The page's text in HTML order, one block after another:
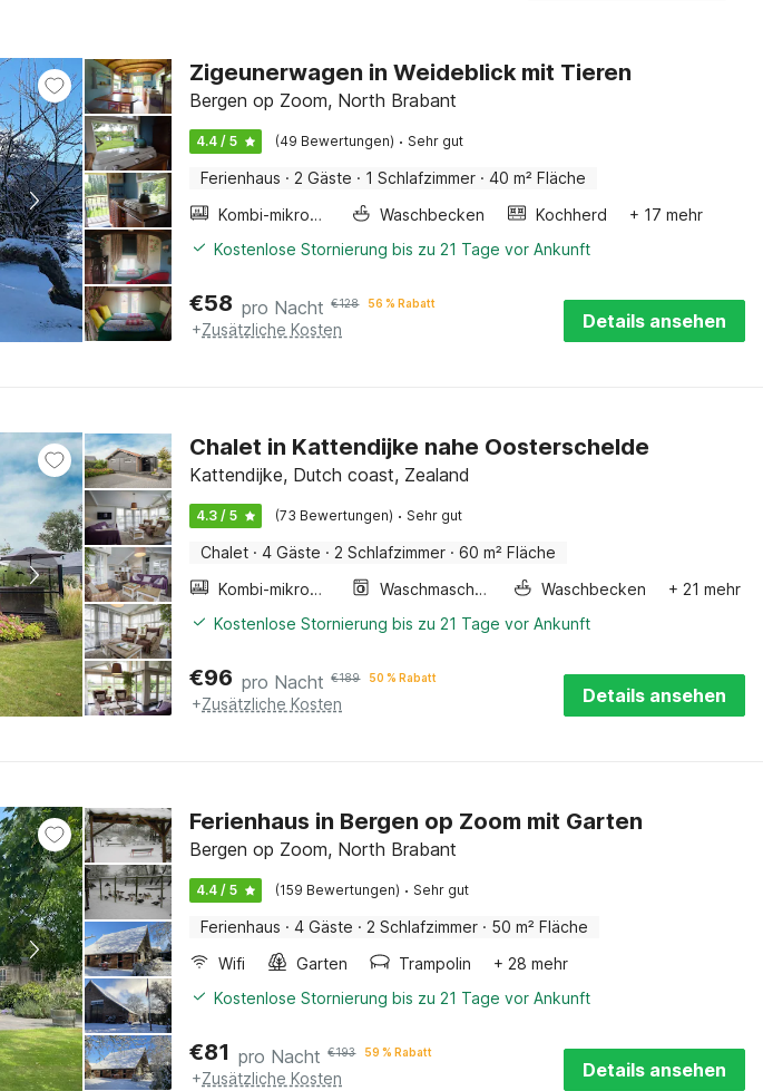
Zigeunerwagen in Weideblick mit Tieren
Bergen op Zoom, North Brabant
4.4 / 5 (49 Bewertungen) · Sehr gut
Ferienhaus · 2 Gäste · 1 Schlafzimmer · 40 m² Fläche
Kombi-mikrowelle
Waschbecken Kochherd
+ 17 mehr
Kostenlose Stornierung bis zu 21 Tage vor Ankunft
€58 pro Nacht €128 56 % Rabatt
+Zusätzliche Kosten Details ansehen
Chalet in Kattendijke nahe Oosterschelde
Kattendijke, Dutch coast, Zealand
4.3 / 5 (73 Bewertungen) · Sehr gut
Chalet · 4 Gäste · 2 Schlafzimmer · 60 m² Fläche
Kombi-mikrowelle
Waschmaschine Waschbecken
+ 21 mehr
Kostenlose Stornierung bis zu 21 Tage vor Ankunft
€96 pro Nacht €189 50 % Rabatt
+Zusätzliche Kosten Details ansehen
Ferienhaus in Bergen op Zoom mit Garten
Bergen op Zoom, North Brabant
4.4 / 5 (159 Bewertungen) · Sehr gut
Ferienhaus · 4 Gäste · 2 Schlafzimmer · 50 m² Fläche
Wifi
Garten Trampolin
+ 28 mehr
Kostenlose Stornierung bis zu 21 Tage vor Ankunft
€81 pro Nacht €193 59 % Rabatt
+Zusätzliche Kosten Details ansehen